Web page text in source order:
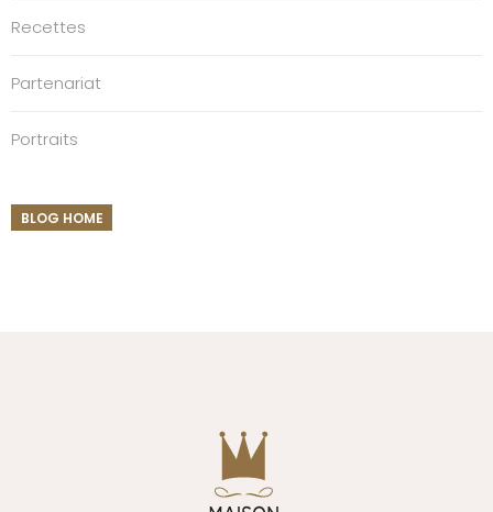
Recettes
Partenariat
Portraits
BLOG HOME